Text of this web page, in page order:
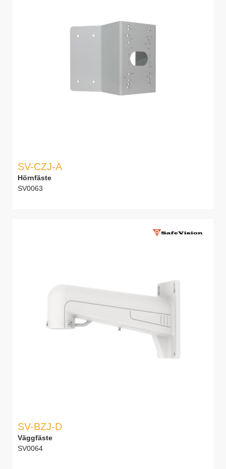
SV-CZJ-A
Hörnfäste
SV0063
SV-BZJ-D
Väggfäste
SV0064